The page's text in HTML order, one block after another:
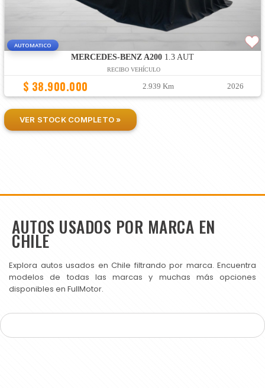
AUTOMATICO
MERCEDES-BENZ A2001.3 AUT
RECIBO VEHÍCULO
$ 38.900.000 2.939 Km 2026
VER STOCK COMPLETO »
AUTOS USADOS POR MARCA EN
CHILE
Explora autos usados en Chile filtrando por marca. Encuentra
modelos de todas las marcas y muchas más opciones
disponibles en FullMotor.